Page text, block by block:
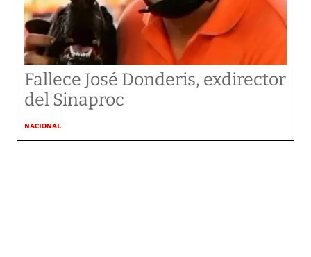
Fallece José Donderis, exdirector
del Sinaproc
NACIONAL